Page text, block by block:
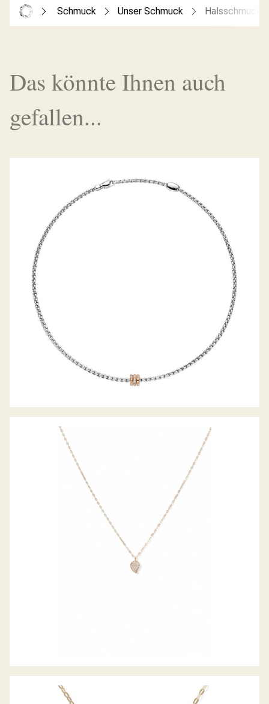
Schmuck Unser Schmuck Halsschmuck
Das könnte Ihnen auch
gefallen...
SIGNATURE COLLIER SPARKLE PAVE